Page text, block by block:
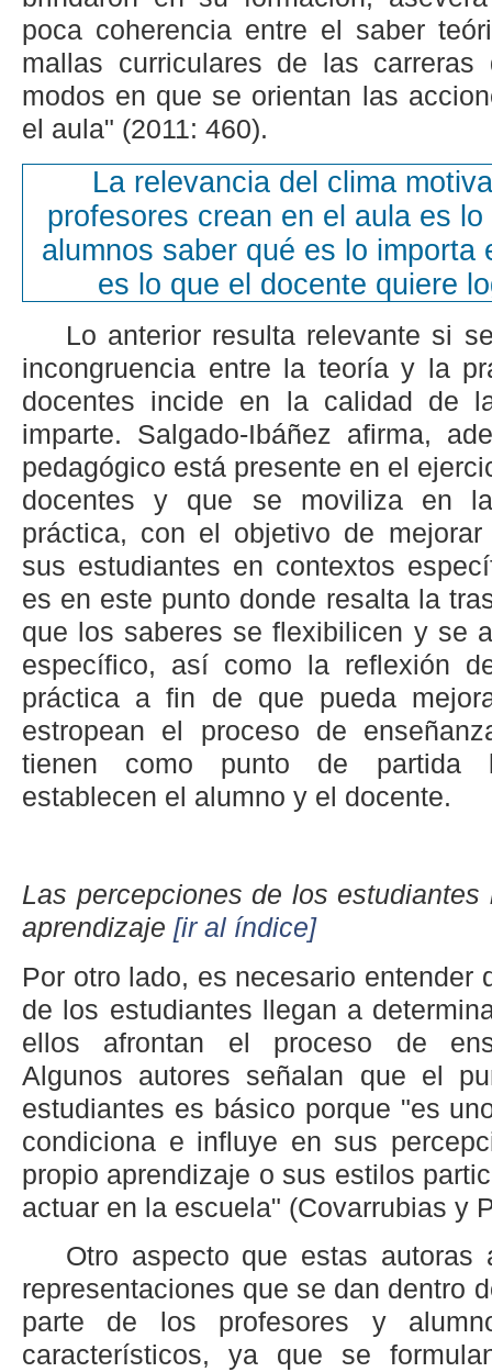
poca coherencia entre el saber
mallas curriculares de las
modos en que se orientan las
el aula" (2011: 460).
La relevancia del clima
profesores crean en el aula es
alumnos saber qué es lo importa
es lo que el docente quiere
Lo anterior resulta relevante si
incongruencia entre la teoría y la
docentes incide en la calidad de
imparte. Salgado-Ibáñez afirma,
pedagógico está presente en el
docentes y que se moviliza en
práctica, con el objetivo de
sus estudiantes en contextos
es en este punto donde resalta la
que los saberes se flexibilicen y se
específico, así como la reflexión
práctica a fin de que pueda
estropean el proceso de
tienen como punto de partida
establecen el alumno y el docente.
Las percepciones de los
aprendizaje [ir al índice]
Por otro lado, es necesario entender
de los estudiantes llegan a
ellos afrontan el proceso de
Algunos autores señalan que el
estudiantes es básico porque "es
condiciona e influye en sus
propio aprendizaje o sus estilos
actuar en la escuela" (Covarrubias y
Otro aspecto que estas autoras
representaciones que se dan dentro
parte de los profesores y
característicos, ya que se